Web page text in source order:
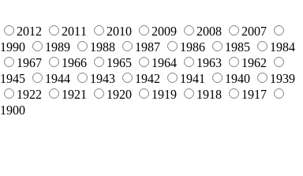
2012 2011 2010 2009 2008
2007
1990 1989 1988 1987 1986 1985
1984
1967 1966 1965 1964 1963
1962
1945 1944 1943 1942 1941 1940
1939
1922 1921 1920 1919 1918
1917
1900